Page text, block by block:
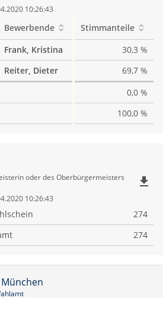
10:26:43
Bewerbende
Stimmanteile
Frank, Kristina
30,3 %
Reiter, Dieter
69,7 %
0,0 %
100,0 %
oder des Oberbürgermeisters
10:26:43
file_download
274
274